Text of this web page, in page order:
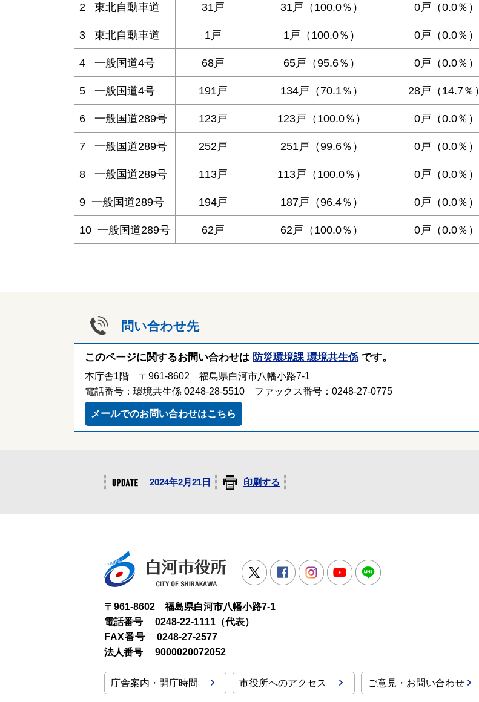
2 東北自動車道 31戸 31戸（100.0％） 0戸（0.0％）
3 東北自動車道 1戸 1戸（100.0％） 0戸（0.0％）
4 一般国道4号 68戸 65戸（95.6％） 0戸（0.0％）
5 一般国道4号 191戸 134戸（70.1％） 28戸（14.7％）
6 一般国道289号 123戸 123戸（100.0％） 0戸（0.0％）
7 一般国道289号 252戸 251戸（99.6％） 0戸（0.0％）
8 一般国道289号 113戸 113戸（100.0％） 0戸（0.0％）
9 一般国道289号 194戸 187戸（96.4％） 0戸（0.0％）
10 一般国道289号 62戸 62戸（100.0％） 0戸（0.0％）
問い合わせ先
このページに関するお問い合わせは 防災環境課 環境共生係 です。
本庁舎1階 〒961-8602 福島県白河市八幡小路7-1
電話番号：環境共生係 0248-28-5510 ファックス番号：0248-27-0775
メールでのお問い合わせはこちら
2024年2月21日 印刷する
白河市役所
Twitter FacebookInstagramYoutube
〒961-8602 福島県白河市八幡小路7-1
電話番号
0248-22-1111（代表）
FAX番号
0248-27-2577
法人番号
9000020072052
庁舎案内・開庁時間 市役所へのアクセス ご意見・お問い合わせ